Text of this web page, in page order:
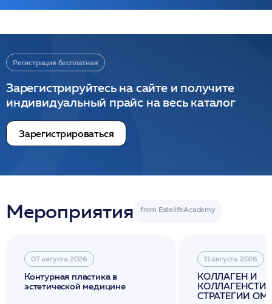
Регистрация бесплатная
Зарегистрируйтесь на сайте и получите
индивидуальный прайс на весь каталог
Зарегистрироваться
Мероприятия
07 августа 2026
Контурная пластика в
эстетической медицине
11 августа 2026
КОЛЛАГЕН И
СТРАТЕГИИ